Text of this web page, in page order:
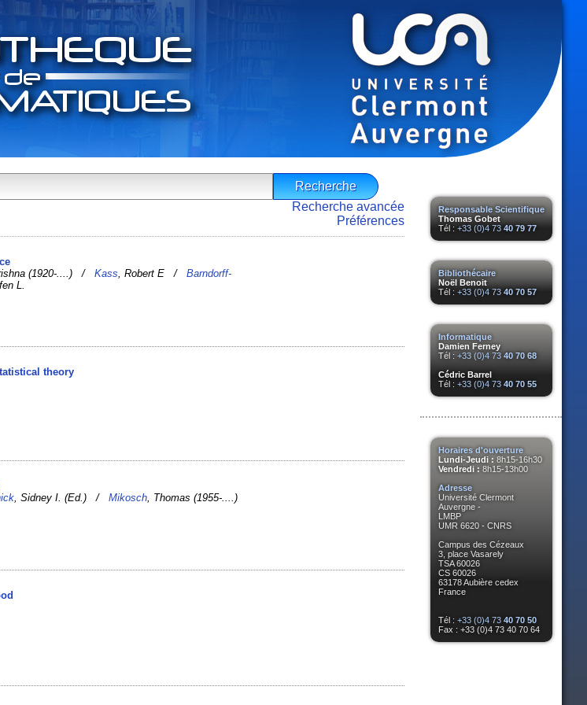
Responsable Scientifique
Thomas Gobet
Tél : +33 (0)4 73 40 79 77
Bibliothécaire
Noël Benoit
Tél : +33 (0)4 73 40 70 57
Informatique
Damien Ferney
Tél : +33 (0)4 73 40 70 68
Cédric Barrel
Tél : +33 (0)4 73 40 70 55
Horaires d'ouverture
Lundi-Jeudi : 8h15-16h30
Vendredi : 8h15-13h00
Adresse
Université Clermont
Auvergne -
LMBP
UMR 6620 - CNRS
Campus des Cézeaux
3, place Vasarely
TSA 60026
CS 60026
63178 Aubière cedex
France
Tél : +33 (0)4 73 40 70 50
Fax : +33 (0)4 73 40 70 64
Recherche avancée
Préférences
(1920-....) /Kass , Robert E /Barndorff-
L.
theory
, Sidney I. (Ed.) /Mikosch , Thomas (1955-....)